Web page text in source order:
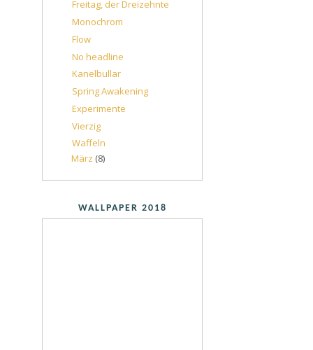
Freitag, der Dreizehnte
Monochrom
Flow
No headline
Kanelbullar
Spring Awakening
Experimente
Vierzig
Waffeln
März (8)
WALLPAPER 2018